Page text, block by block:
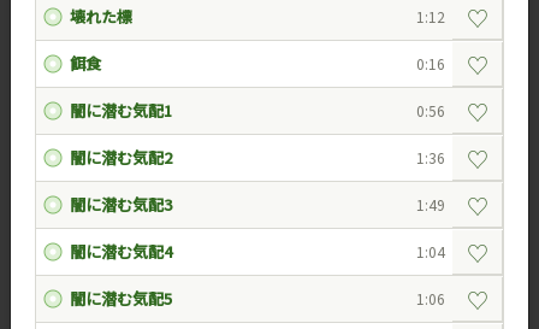
壊れた標 1:12 ♡
餌食 0:16 ♡
闇に潜む気配1 0:56 ♡
闇に潜む気配2 1:36 ♡
闇に潜む気配3 1:49 ♡
闇に潜む気配4 1:04 ♡
闇に潜む気配5 1:06 ♡